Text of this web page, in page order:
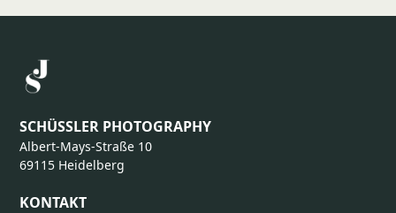
SCHÜSSLER PHOTOGRAPHY
Albert-Mays-Straße 10
69115 Heidelberg
KONTAKT